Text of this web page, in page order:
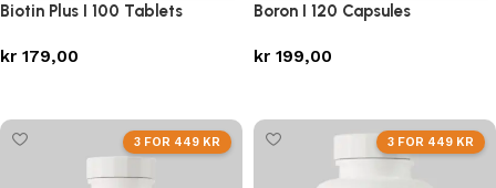
Biotin Plus I 100 Tablets
kr 179,00
Boron I 120 Capsules
kr 199,00
3 FOR 449 KR 3 FOR 449 KR